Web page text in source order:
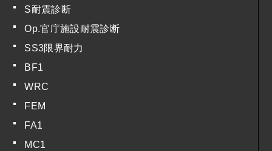
S耐震診断
Op.官庁施設耐震診断
SS3限界耐力
BF1
WRC
FEM
FA1
MC1